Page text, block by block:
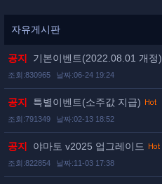
자유게시판
공지 기본이벤트(2022.08.01 개정)
조회:830965 날짜:06-24 19:24
공지 특별이벤트(소주값 지급)
조회:791349 날짜:02-13 18:52
공지 야마토 v2025 업그레이드
조회:822854 날짜:11-03 17:38